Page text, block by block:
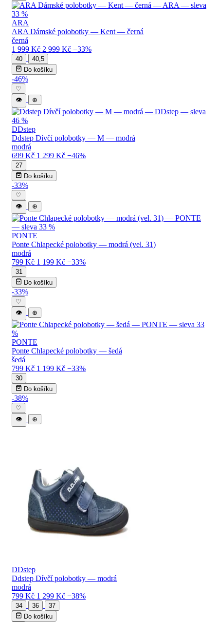
ARA
ARA Dámské polobotky — Kent — černá
černá
1 999 Kč 2 999 Kč −33%
40
40,5
Do košíku
-46%
♡
👁
⊕
DDstep
Ddstep Dívčí polobotky — M — modrá
modrá
699 Kč 1 299 Kč −46%
27
Do košíku
-33%
♡
👁
⊕
PONTE
Ponte Chlapecké polobotky — modrá (vel. 31)
modrá
799 Kč 1 199 Kč −33%
31
Do košíku
-33%
♡
👁
⊕
PONTE
Ponte Chlapecké polobotky — šedá
šedá
799 Kč 1 199 Kč −33%
30
Do košíku
-38%
♡
👁
⊕
DDstep
Ddstep Dívčí polobotky — modrá
modrá
799 Kč 1 299 Kč −38%
34 36
37
Do košíku